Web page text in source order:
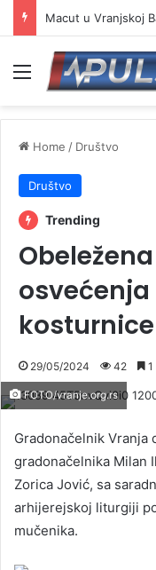
Menu
Home / Društvo
Društvo
Trending
osvećenja
29/05/2024 42 1
FOTO/vranje.org.rs
Gradonačelnik Vranja
gradonačelnika Milan
Zorica Jović, sa
arhijerejskoj liturgiji
mučenika.